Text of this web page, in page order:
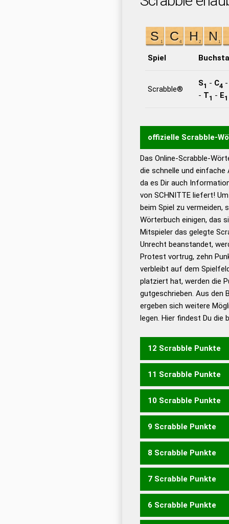
Spiel
Scrabble®
S1 - C4 -
- T1 - E1
offizielle Scrabble-
Wortwurzel liefert mit
Wortanalyse-
Wortbedeutung,
Gültigkeit eines Wortes
bestimmen!
Wörterbücher sind:
Universalwörterbuch
Das Online-Scrabble-
die schnelle und
da es Dir auch
von SCHNITTE liefert!
beim Spiel zu vermeiden,
Wörterbuch einigen, das
Mitspieler das gelegte
Unrecht beanstandet,
Protest vortrug, zehn
verbleibt auf dem
platziert hat, werden die
gutgeschrieben. Aus den
ergeben sich weitere
legen. Hier findest Du die
12 Scrabble Punkte
TISCHTEN TITSCHEN
11 Scrabble Punkte
SCHEINT SCHIENT
STICHEN TISCHEN
10 Scrabble Punkte
EICHST INCHES ISCHEN
NISCHE SCHEIN
SEICHT SICHTE SIECHT
TEICHS TISCHE
9 Scrabble Punkte
EICHT ISCHE NICHT
TEICH TISCH
8 Scrabble Punkte
CHIS ECHT EICH ICHS
7 Scrabble Punkte
CHI ICH CENT ICES TICS
6 Scrabble Punkte